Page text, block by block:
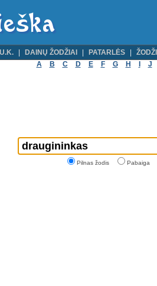
DAINŲ ŽODŽIAI PATARLĖS
A
B C D E F G H J
Pilnas žodis Pabaiga